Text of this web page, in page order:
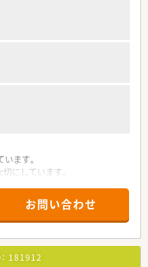
ます。
にしています。
います
気軽に
みをしております
お問い合わせ
181912